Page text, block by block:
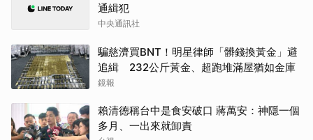
通緝犯
中央通訊社
騙慈濟買BNT！明星律師「髒錢換黃金」避
追緝 232公斤黃金、超跑堆滿屋猶如金庫
鏡報
賴清德稱台中是食安破口 蔣萬安：神隱一個
多月、一出來就卸責